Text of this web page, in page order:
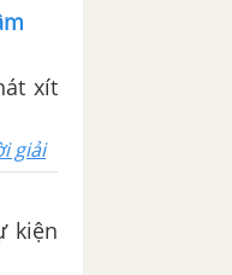
xít
giải
kiện